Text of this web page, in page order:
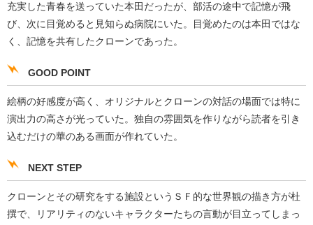
充実した青春を送っていた本田だったが、部活の途中で記憶が飛
び、次に目覚めると見知らぬ病院にいた。目覚めたのは本田ではな
く、記憶を共有したクローンであった。
GOOD POINT
絵柄の好感度が高く、オリジナルとクローンの対話の場面では特に
演出力の高さが光っていた。独自の雰囲気を作りながら読者を引き
込むだけの華のある画面が作れていた。
NEXT STEP
クローンとその研究をする施設というＳＦ的な世界観の描き方が杜
撰で、リアリティのないキャラクターたちの言動が目立ってしまっ